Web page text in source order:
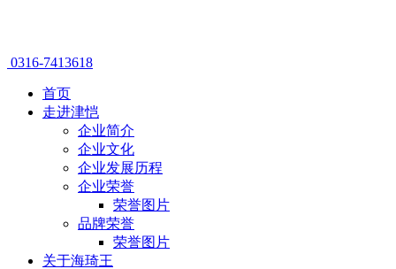
0316-7413618
首页
走进津恺
企业简介
企业文化
企业发展历程
企业荣誉
荣誉图片
品牌荣誉
荣誉图片
关于海琦王